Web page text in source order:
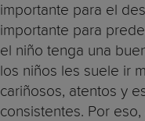
importante para el
importante para
el niño tenga una
los niños les suele ir
cariñosos, atentos y
consistentes. Por